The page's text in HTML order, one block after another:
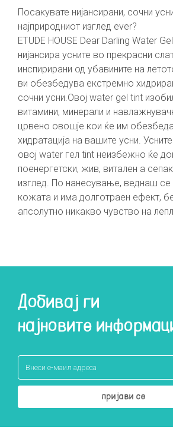
Посакувате нијансирани, сочни
најприродниот изглед ever?
ETUDE HOUSE Dear Darling Water
нијансира усните во прекрасни
инспирирани од убавините на
ви обезбедува екстремно
сочни усни.Овој water gel tint
витамини, минерали и
црвено овошје кои ќе им
хидратација на вашите усни.
овој water гел tint неизбежно ќе
поенергетски, жив, витален а
изглед. По нанесување, веднаш се
кожата и има долготраен ефект,
апсолутно никакво чувство на
Добивај ги
најновите